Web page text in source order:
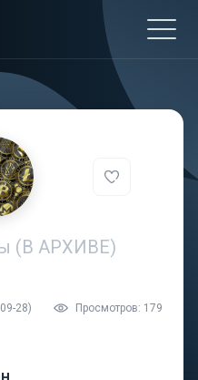
(В АРХИВЕ)
28) Просмотров: 179